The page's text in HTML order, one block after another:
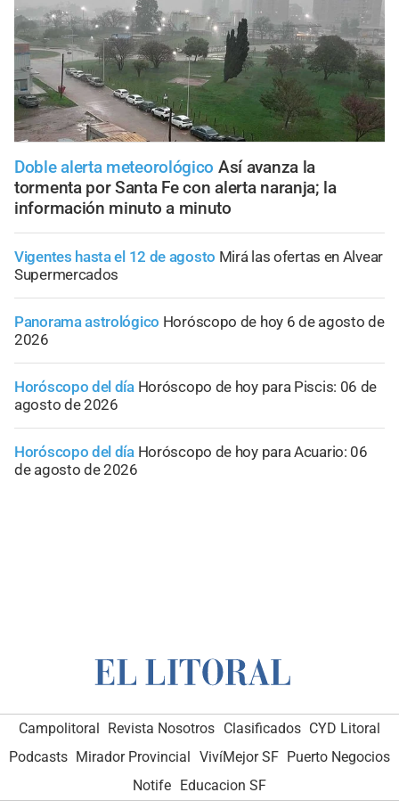
Doble alerta meteorológico Así avanza la
tormenta por Santa Fe con alerta naranja; la
información minuto a minuto
Vigentes hasta el 12 de agosto Mirá las ofertas en Alvear
Supermercados
Panorama astrológico Horóscopo de hoy 6 de agosto de
2026
Horóscopo del día Horóscopo de hoy para Piscis: 06 de
agosto de 2026
Horóscopo del día Horóscopo de hoy para Acuario: 06
de agosto de 2026
Campolitoral Revista Nosotros Clasificados CYD Litoral
Podcasts Mirador Provincial VivíMejor SF Puerto Negocios
Notife Educacion SF